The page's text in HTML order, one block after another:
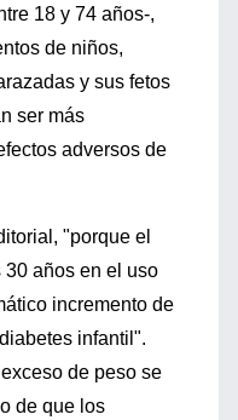
18 y 74 años-,
de niños,
y sus fetos
ser más
adversos de
"porque el
años en el uso
incremento de
infantil".
de peso se
de que los